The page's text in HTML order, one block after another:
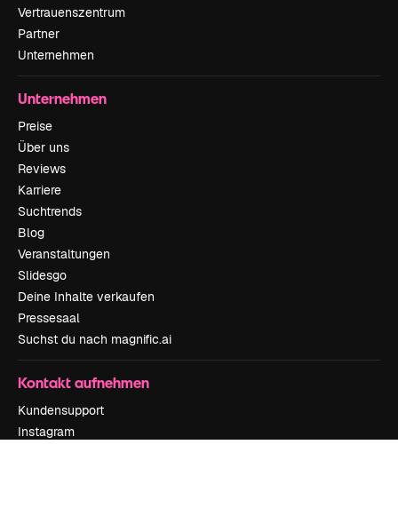
Vertrauenszentrum
Partner
Unternehmen
Unternehmen
Preise
Über uns
Reviews
Karriere
Suchtrends
Blog
Veranstaltungen
Slidesgo
Deine Inhalte verkaufen
Pressesaal
Suchst du nach magnific.ai
Kontakt aufnehmen
Kundensupport
Instagram